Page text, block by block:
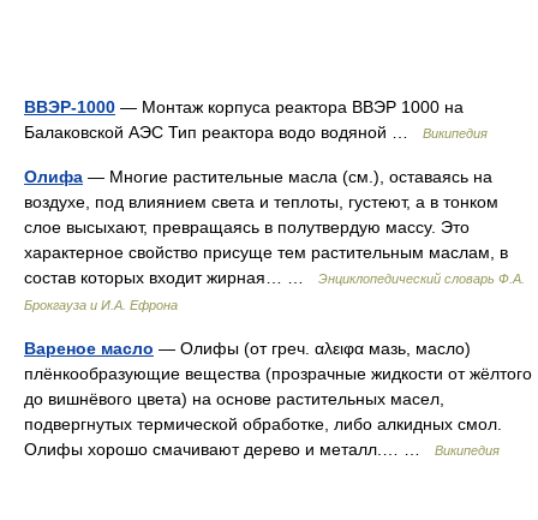
ВВЭР-1000 — Монтаж корпуса реактора ВВЭР 1000 на
Балаковской АЭС Тип реактора водо водяной …
Википедия
Олифа — Многие растительные масла (см.), оставаясь на
воздухе, под влиянием света и теплоты, густеют, а в тонком
слое высыхают, превращаясь в полутвердую массу. Это
характерное свойство присуще тем растительным маслам, в
состав которых входит жирная… …
Энциклопедический словарь Ф.А.
Брокгауза и И.А. Ефрона
Вареное масло — Олифы (от греч. αλειφα мазь, масло)
плёнкообразующие вещества (прозрачные жидкости от жёлтого
до вишнёвого цвета) на основе растительных масел,
подвергнутых термической обработке, либо алкидных смол.
Олифы хорошо смачивают дерево и металл.… …
Википедия